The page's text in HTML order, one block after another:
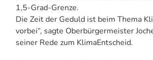
1,5-Grad-Grenze.
Die Zeit der Geduld ist beim Thema
vorbei“, sagte Oberbürgermeister
seiner Rede zum KlimaEntscheid.